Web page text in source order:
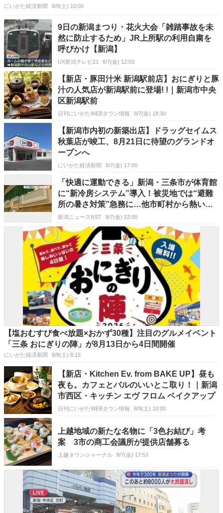
にいがた経済新聞 8/8(土) 10:00
9日の新潟まつり・花火大会「雑踏事故を未
然に防止するため」JR上所駅の利用自粛を
呼びかけ【新潟】
UX新潟テレビ21 8/7(金) 12:03
【新店・豚田汁米 新潟駅前店】おにぎりと豚
汁の人気店が新潟駅前に登場! !｜新潟市中央
区新潟駅前
日刊にいがたWEBタウン情報 8/7(金) 18:30
【新潟市内初の新築出店】ドラッグセイムス
秋葉店が竣工、8月21日に待望のグランドオ
ープンへ
にいがた経済新聞 8/7(金) 17:00
「快適に運動できる」新潟・三条市が体育館
に“新冷房システム”導入！被災地では“避難
所の暑さ対策”急務に…他市町村から熱い視
線
新潟ニュースNST 8/7(金) 22:00
【塩おむすび食べ放題×おかず30種】注目のグルメイベント
「三条 おにぎりの陣」が8月13日から4日間開催
にいがた経済新聞 8/8(土) 8:15
【新店・Kitchen Ev. from BAKE UP】昼も
夜も。カフェとバルのいいとこ取り！｜新潟
市西区・キッチン エヴ フロム ベイクアップ
日刊にいがたWEBタウン情報 8/8(土) 10:00
上越地域の新たな名物に「3色お結び」考
案 3市の商工会議所が提供店舗募る
上越タウンジャーナル 8/7(金) 17:53